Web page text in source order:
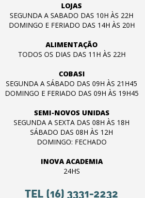
LOJAS
SEGUNDA A SABADO DAS 10H ÀS 22H
DOMINGO E FERIADO DAS 14H ÀS 20H
ALIMENTAÇÃO
TODOS OS DIAS DAS 11H ÀS 22H
COBASI
SEGUNDA A SÁBADO DAS 09H ÀS 21H45
DOMINGO E FERIADO DAS 09H ÀS 19H45
SEMI-NOVOS UNIDAS
SEGUNDA A SEXTA DAS 08H ÀS 18H
SÁBADO DAS 08H ÀS 12H
DOMINGO: FECHADO
INOVA ACADEMIA
24HS
TEL (16) 3331-2232